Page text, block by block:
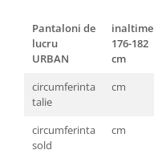
Pantaloni de
lucru
URBAN
inaltime
176-182
cm
circumferinta
talie
cm
circumferinta
sold
cm